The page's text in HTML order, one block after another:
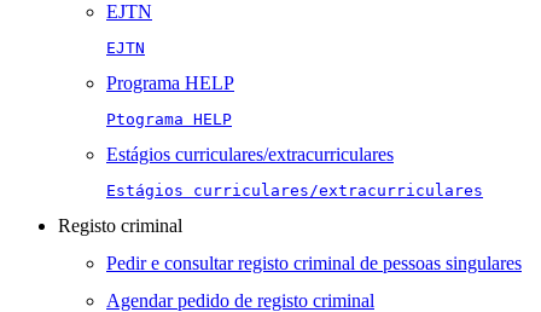
EJTN
EJTN
Programa HELP
Ptograma HELP
Estágios curriculares/extracurriculares
Estágios curriculares/extracurriculares
Registo criminal
Pedir e consultar registo criminal de pessoas singulares
Agendar pedido de registo criminal